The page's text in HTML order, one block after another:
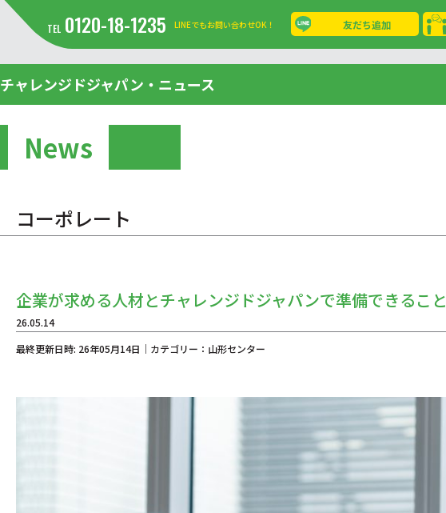
TEL 0120-18-1235 LINEでもお問い合わせOK！ 友だち追加
チャレンジドジャパン・ニュース
News
コーポレート
企業が求める人材とチャレンジドジャパンで準備できること
26.05.14
最終更新日時: 26年05月14日｜カテゴリー：山形センター